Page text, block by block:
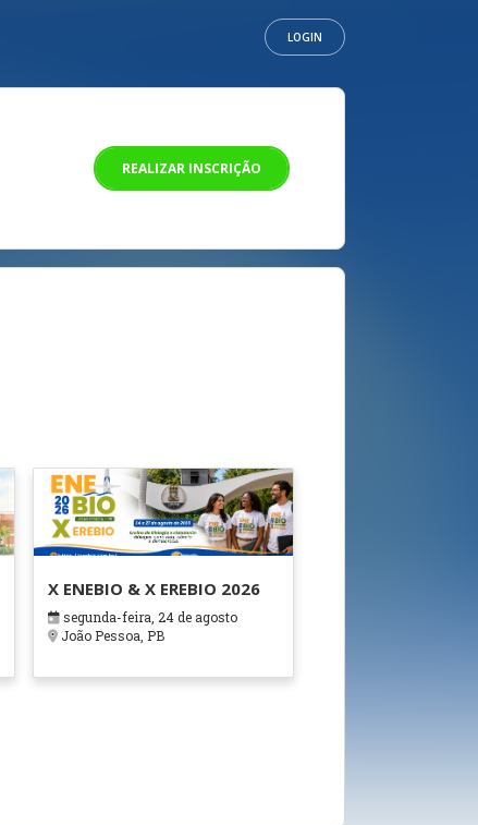
LOGIN
REALIZAR INSCRIÇÃO
X ENEBIO & X EREBIO 2026
segunda-feira, 24 de agosto
João Pessoa, PB